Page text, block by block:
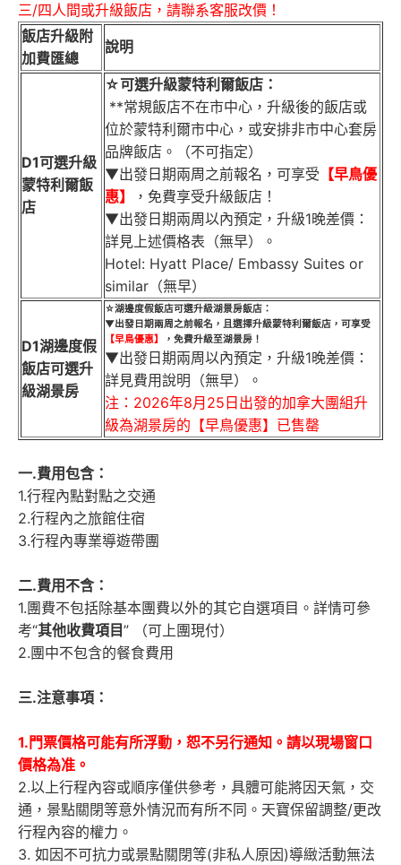
三/四人間或升級飯店，請聯系客服改價！
飯店升級附
加費匯總
說明
D1可選升級
蒙特利爾飯
店
☆可選升級蒙特利爾飯店：
**常規飯店不在市中心，升級後的飯店或
位於蒙特利爾市中心，或安排非市中心套房
品牌飯店。（不可指定）
▼出發日期兩周之前報名，可享受 【早鳥優
惠】
，免費享受升級飯店！
▼出發日期兩周以內預定，升級1晚差價：
詳見上述價格表（無早）。
Hotel: Hyatt Place/ Embassy Suites or
similar（無早）
D1湖邊度假
飯店可選升
級湖景房
☆湖邊度假飯店可選升級湖景房飯店：
▼出發日期兩周之前報名，且選擇升級蒙特利爾飯店，可享受
【早鳥優惠】
，免費升級至湖景房！
▼出發日期兩周以內預定，升級1晚差價：
詳見費用說明（無早）。
注：2026年8月25日出發的加拿大團組升
級為湖景房的【早鳥優惠】已售罄
一.費用包含：
1.行程內點對點之交通
2.行程內之旅館住宿
3.行程內專業導遊帶團
二.費用不含：
1.團費不包括除基本團費以外的其它自選項目。詳情可參
考“其他收費項目” （可上團現付）
2.團中不包含的餐食費用
三.注意事項：
1.門票價格可能有所浮動，恕不另行通知。請以現場窗口
價格為准。
2.以上行程內容或順序僅供參考，具體可能將因天氣，交
通，景點關閉等意外情況而有所不同。天寶保留調整/更改
行程內容的權力。
3. 如因不可抗力或景點關閉等(非私人原因)導緻活動無法